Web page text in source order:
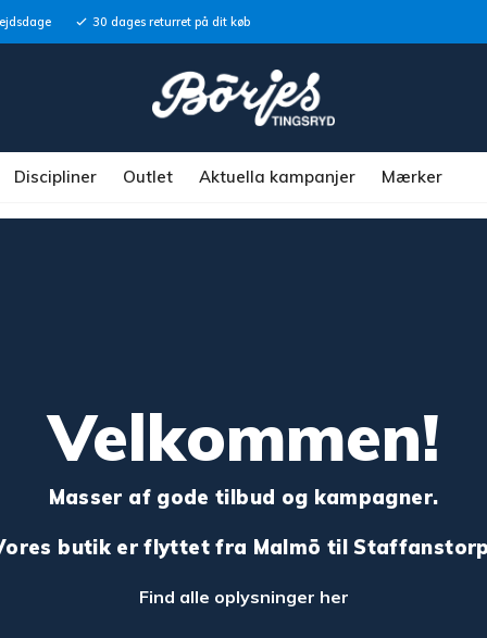
30 dages returret på dit køb
Discipliner Outlet Aktuella kampanjer Mærker
Velkommen!
Masser af gode tilbud og kampagner.
butik er flyttet fra Malmö til
Find alle oplysninger her